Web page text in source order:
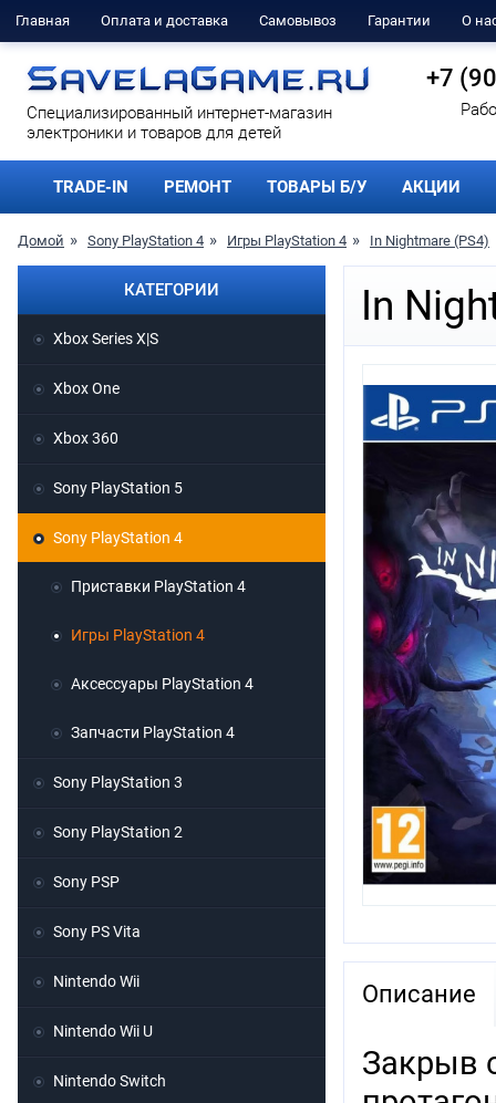
Главная Оплата и доставка Самовывоз Гарантии О
Cпециализированный интернет-магазин
электроники и товаров для детей
+7
TRADE-IN РЕМОНТ ТОВАРЫ Б/У АКЦИИ
Домой Sony PlayStation 4 Игры PlayStation 4 In Nightmare (PS4)
In
Описание
Закрыв
КАТЕГОРИИ
Xbox Series X|S
Xbox One
Xbox 360
Sony PlayStation 5
Sony PlayStation 4
Приставки PlayStation 4
Игры PlayStation 4
Аксессуары PlayStation 4
Запчасти PlayStation 4
Sony PlayStation 3
Sony PlayStation 2
Sony PSP
Sony PS Vita
Nintendo Wii
Nintendo Wii U
Nintendo Switch